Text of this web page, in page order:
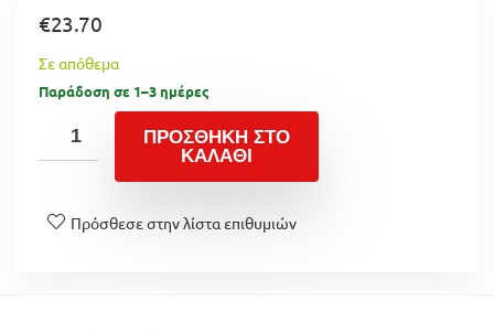
€23.70
Σε απόθεμα
Παράδοση σε 1–3 ημέρες
ΠΡΟΣΘΉΚΗ ΣΤΟ
ΚΑΛΆΘΙ
Πρόσθεσε στην λίστα επιθυμιών